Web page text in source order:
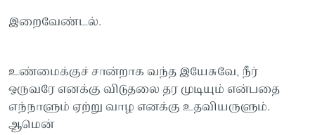
இறைவேண்டல்.
உண்மைக்குச் சான்றாக வந்த இயேசுவே, நீர்
ஒருவரே எனக்கு விடுதலை தர முடியும் என்பதை
எந்நாளும் ஏற்று வாழ எனக்கு உதவியருளும்.
ஆமென்